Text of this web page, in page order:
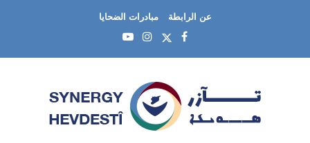
عن الرابطة مبادرات الضحايا